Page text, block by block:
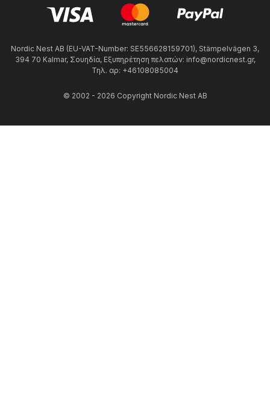
Nordic Nest AB (EU-VAT-Number: SE556628159701), Stämpelvägen 3,
394 70 Kalmar, Σουηδία, Εξυπηρέτηση πελατών: info@nordicnest.gr,
Τηλ. αρ: +46108085004
© 2002 - 2026 Copyright Nordic Nest AB